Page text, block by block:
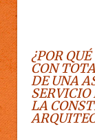
¿POR
CON
DE UNA
LA